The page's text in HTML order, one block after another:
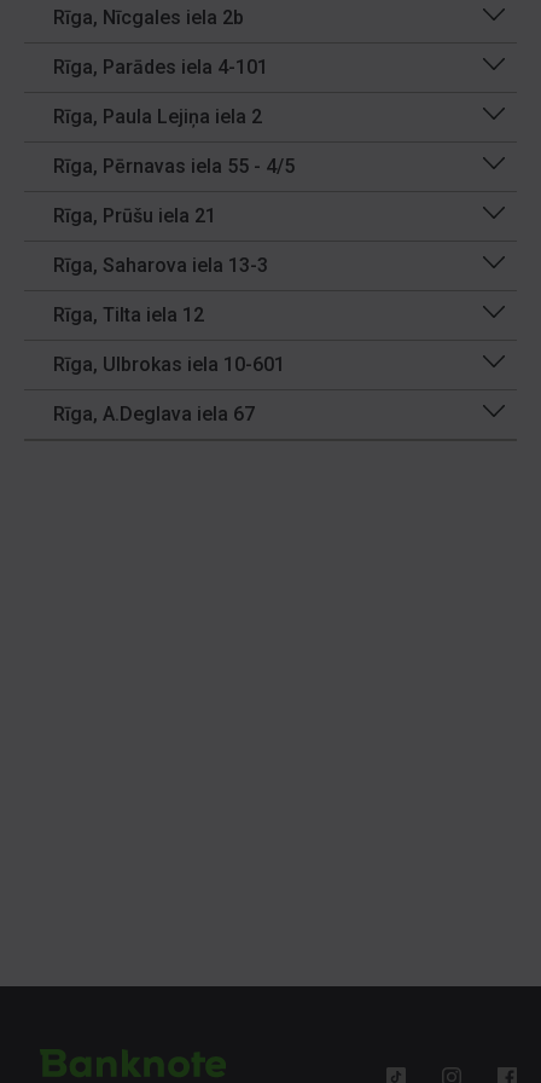
Rīga, Nīcgales iela 2b
Rīga, Parādes iela 4-101
Rīga, Paula Lejiņa iela 2
Rīga, Pērnavas iela 55 - 4/5
Rīga, Prūšu iela 21
Rīga, Saharova iela 13-3
Rīga, Tilta iela 12
Rīga, Ulbrokas iela 10-601
Rīga, A.Deglava iela 67